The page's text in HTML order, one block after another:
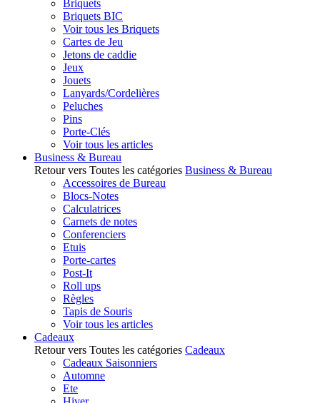
Briquets
Briquets BIC
Voir tous les Briquets
Cartes de Jeu
Jetons de caddie
Jeux
Jouets
Lanyards/Cordelières
Peluches
Pins
Porte-Clés
Voir tous les articles
Business & Bureau
Retour vers Toutes les catégories Business & Bureau
Accessoires de Bureau
Blocs-Notes
Calculatrices
Carnets de notes
Conferenciers
Etuis
Porte-cartes
Post-It
Roll ups
Règles
Tapis de Souris
Voir tous les articles
Cadeaux
Retour vers Toutes les catégories Cadeaux
Cadeaux Saisonniers
Automne
Ete